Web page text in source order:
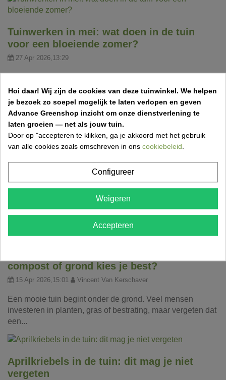
Tuinwerken in mei: wat doen in de tuin
voor een bloeiende zomer?
27 Apr 2026,13:29
Snoeien, planten, bemesten en gazon verzorgen zorgen
voor...
compost of grond kies je best?
15 Apr 2026,15:01 Vincent Van Kerschaver
Een mooie tuin begint onder de grond. Veel mensen
investeren in planten, gras of bestrating, maar vergeten dat
een...
Aprilkriebels in de tuin: dit mag je niet
vergeten
Hoi daar! Wij zijn de cookies van deze tuinwinkel. We helpen
je bezoek zo soepel mogelijk te laten verlopen en geven
Advance Greenshop inzicht om onze dienstverlening te
laten groeien — net als jouw tuin.
Door op "accepteren te klikken, ga je akkoord met het gebruik
van alle cookies zoals omschreven in ons cookiebeleid
Configureer
Weigeren
Accepteren